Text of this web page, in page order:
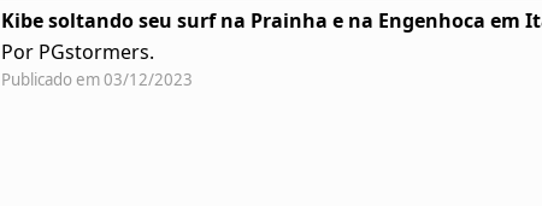
Kibe soltando seu surf na Prainha e na Engenhoca em
Por PGstormers.
Publicado em 03/12/2023